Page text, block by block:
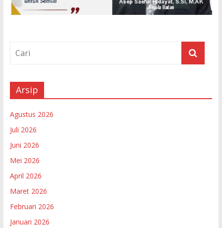
Arsip
Agustus 2026
Juli 2026
Juni 2026
Mei 2026
April 2026
Maret 2026
Februari 2026
Januari 2026